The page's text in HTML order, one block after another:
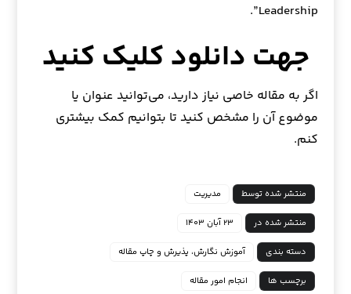
Leadership”.
جهت دانلود کلیک کنید
اگر به مقاله خاصی نیاز دارید، می‌توانید عنوان یا
موضوع آن را مشخص کنید تا بتوانیم کمک بیشتری
کنم.
منتشر شده توسط مدیریت
منتشر شده در ۲۳ آبان ۱۴۰۳
دسته بندی آموزش نگارش، پذیرش و چاپ مقاله
برچسب ها انجام امور مقاله